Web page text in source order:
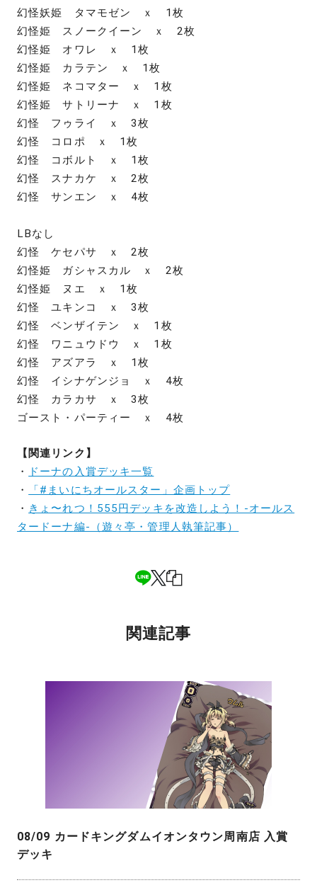
幻怪妖姫 タマモゼン ｘ 1枚
幻怪姫 スノークイーン ｘ 2枚
幻怪姫 オワレ ｘ 1枚
幻怪姫 カラテン ｘ 1枚
幻怪姫 ネコマター ｘ 1枚
幻怪姫 サトリーナ ｘ 1枚
幻怪 フゥライ ｘ 3枚
幻怪 コロポ ｘ 1枚
幻怪 コボルト ｘ 1枚
幻怪 スナカケ ｘ 2枚
幻怪 サンエン ｘ 4枚
LBなし
幻怪 ケセパサ ｘ 2枚
幻怪姫 ガシャスカル ｘ 2枚
幻怪姫 ヌエ ｘ 1枚
幻怪 ユキンコ ｘ 3枚
幻怪 ベンザイテン ｘ 1枚
幻怪 ワニュウドウ ｘ 1枚
幻怪 アズアラ ｘ 1枚
幻怪 イシナゲンジョ ｘ 4枚
幻怪 カラカサ ｘ 3枚
ゴースト・パーティー ｘ 4枚
【関連リンク】
・
ドーナの入賞デッキ一覧
・
「#まいにちオールスター」企画トップ
・ きょ〜れつ！555円デッキを改造しよう！-オールス
タードーナ編-（遊々亭・管理人執筆記事）
関連記事
08/09 カードキングダムイオンタウン周南店 入賞
デッキ